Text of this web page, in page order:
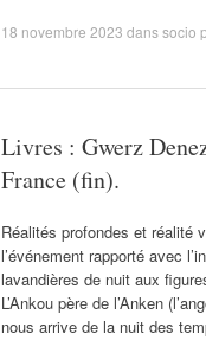
18 novembre 2023 danssocio
Livres : Gwerz
France (fin).
Réalités profondes et réalité
l’événement rapporté avec
lavandières de nuit aux
L’Ankou père de l’Anken
nous arrive de la nuit des